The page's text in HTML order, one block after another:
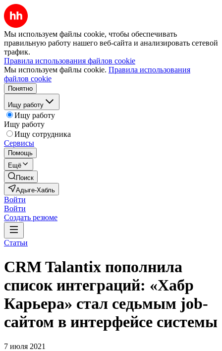
Мы используем файлы cookie, чтобы обеспечивать
правильную работу нашего веб-сайта и анализировать сетевой
трафик.
Правила использования файлов cookie
Мы используем файлы cookie. Правила использования
файлов cookie
Понятно
Ищу работу
Ищу работу
Ищу работу
Ищу сотрудника
Сервисы
Помощь
Ещё
Поиск
Адыге-Хабль
Войти
Войти
Создать резюме
Статьи
CRM Talantix пополнила
список интеграций: «Хабр
Карьера» стал седьмым job-
сайтом в интерфейсе системы
7 июля 2021